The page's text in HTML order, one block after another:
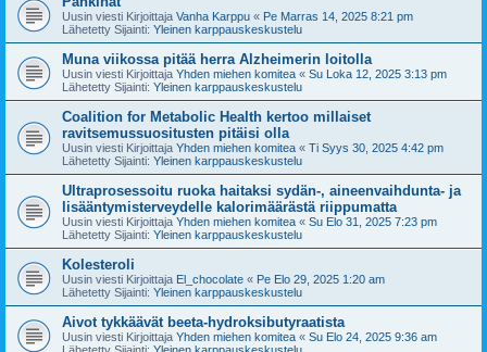
Uusin viesti Kirjoittaja Vanha Karppu « Pe Marras 14, 2025 8:21 pm
Lähetetty Sijainti: Yleinen karppauskeskustelu
Muna viikossa pitää herra Alzheimerin loitolla
Uusin viesti Kirjoittaja Yhden miehen komitea « Su Loka 12, 2025 3:13 pm
Lähetetty Sijainti: Yleinen karppauskeskustelu
Coalition for Metabolic Health kertoo millaiset
ravitsemussuositusten pitäisi olla
Uusin viesti Kirjoittaja Yhden miehen komitea « Ti Syys 30, 2025 4:42 pm
Lähetetty Sijainti: Yleinen karppauskeskustelu
Ultraprosessoitu ruoka haitaksi sydän-, aineenvaihdunta- ja
lisääntymisterveydelle kalorimäärästä riippumatta
Uusin viesti Kirjoittaja Yhden miehen komitea « Su Elo 31, 2025 7:23 pm
Lähetetty Sijainti: Yleinen karppauskeskustelu
Kolesteroli
Uusin viesti Kirjoittaja El_chocolate « Pe Elo 29, 2025 1:20 am
Lähetetty Sijainti: Yleinen karppauskeskustelu
Aivot tykkäävät beeta-hydroksibutyraatista
Uusin viesti Kirjoittaja Yhden miehen komitea « Su Elo 24, 2025 9:36 am
Lähetetty Sijainti: Yleinen karppauskeskustelu